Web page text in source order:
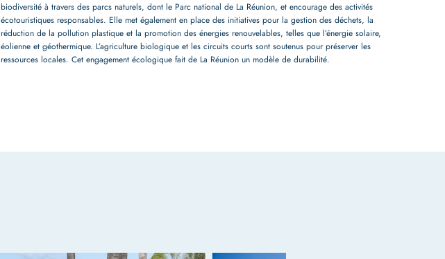
biodiversité à travers des parcs naturels, dont le Parc national de La Réunion, et encourage des activités
écotouristiques responsables. Elle met également en place des initiatives pour la gestion des déchets, la
réduction de la pollution plastique et la promotion des énergies renouvelables, telles que l’énergie solaire,
éolienne et géothermique. L’agriculture biologique et les circuits courts sont soutenus pour préserver les
ressources locales. Cet engagement écologique fait de La Réunion un modèle de durabilité.